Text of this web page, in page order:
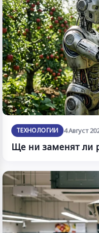
ТЕХНОЛОГИИ 4 Август
Ще ни заменят ли